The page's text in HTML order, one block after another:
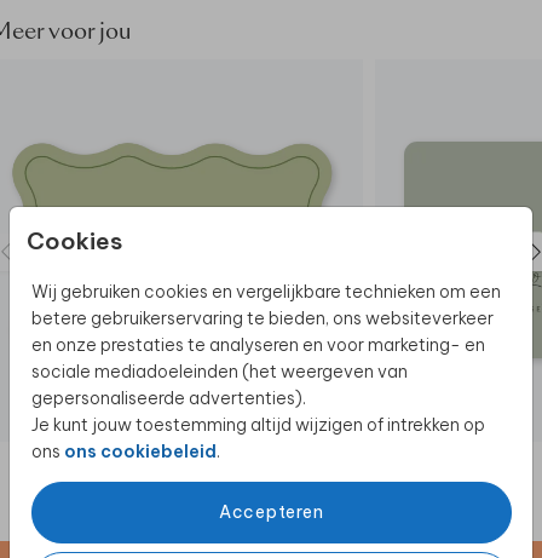
Cookies
Wij gebruiken cookies en vergelijkbare technieken om een
betere gebruikerservaring te bieden, ons websiteverkeer
en onze prestaties te analyseren en voor marketing- en
sociale mediadoeleinden (het weergeven van
gepersonaliseerde advertenties).
Je kunt jouw toestemming altijd wijzigen of intrekken op
ons ons cookiebeleid.
Accepteren
voor jou